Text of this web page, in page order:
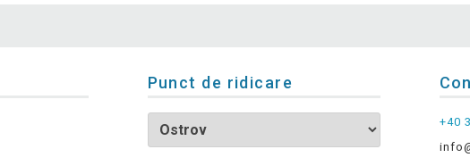
Punct de ridicare
+40